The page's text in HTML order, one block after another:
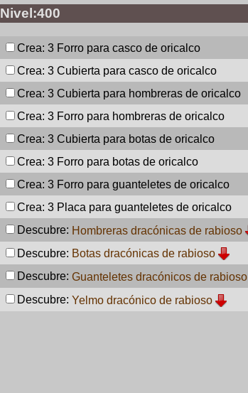
Nivel:400
Crea: 3 Forro para casco de oricalco
Crea: 3 Cubierta para casco de oricalco
Crea: 3 Cubierta para hombreras de oricalco
Crea: 3 Forro para hombreras de oricalco
Crea: 3 Cubierta para botas de oricalco
Crea: 3 Forro para botas de oricalco
Crea: 3 Forro para guanteletes de oricalco
Crea: 3 Placa para guanteletes de oricalco
Descubre: Hombreras dracónicas de rabioso
Descubre: Botas dracónicas de rabioso
Descubre: Guanteletes dracónicos de rabioso
Descubre: Yelmo dracónico de rabioso